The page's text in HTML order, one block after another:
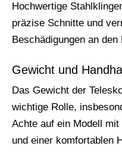
Hochwertige
präzise Schnitte und
Beschädigungen an den
Gewicht und
Das Gewicht der
wichtige Rolle,
Achte auf ein Modell
und einer komfortablen